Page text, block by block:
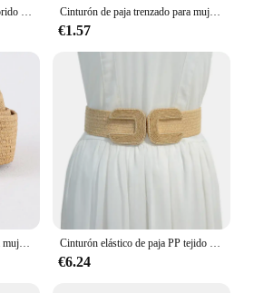
Cinturón de paja trenzado para mujer, faja ancha con hebilla tejida, estilo bohemio, talla grande, 2024, 2020
€1.57
€6.24